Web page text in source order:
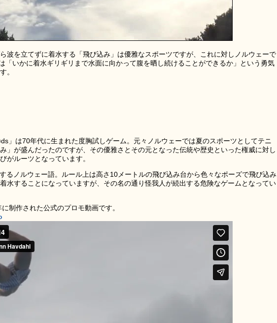
波を立てずに着水する「飛び込み」は優雅なスポーツですが、これに対しノルウェーで
「いかに着水ギリギリまで水面に向かって腹を晒し続けることができるか」という勇気
。
」は70年代に生まれた度胸試しゲーム。元々ノルウェーでは夏のスポーツとしてテニ
」が盛んだったのですが、その優雅さとその元となった伝統や歴史といった権威に対し
がルーツとなっています。
るノルウェー語。ルール上は高さ10メートルの飛び込み台から色々なポーズで飛び込み
水することになっていますが、その名の通り怪我人が続出する危険なゲームとなってい
制作された公式のプロモ動画です。